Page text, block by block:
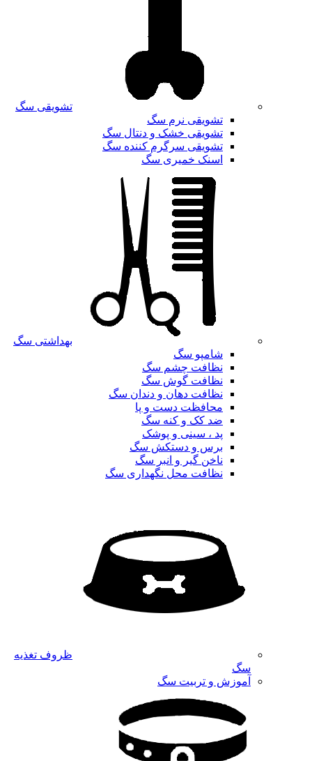
تشویقی سگ
تشویقی نرم سگ
تشویقی خشک و دنتال سگ
تشویقی سرگرم کننده سگ
اسنک خمیری سگ
بهداشتی سگ
شامپو سگ
نظافت چشم سگ
نظافت گوش سگ
نظافت دهان و دندان سگ
محافظت دست و پا
ضد کک و کنه سگ
پد ، سینی و پوشک
برس و دستکش سگ
ناخن گیر و انبر سگ
نظافت محل نگهداری سگ
ظروف تغذیه
سگ
آموزش و تربیت سگ